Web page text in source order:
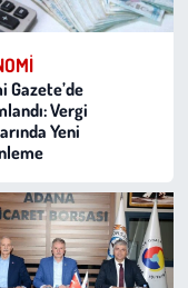
Gazete’de
Vergi
Yeni